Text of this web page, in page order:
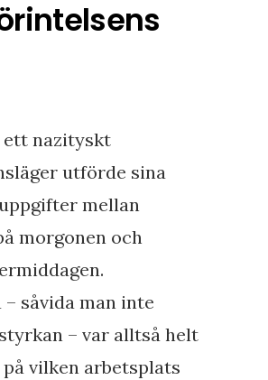
ett nazityskt
utförde sina
mellan
morgonen och
såvida man inte
– var alltså helt
vilken arbetsplats